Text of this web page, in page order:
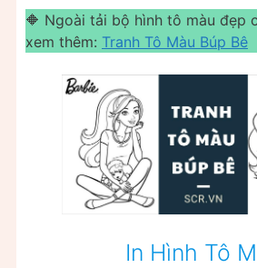
🔶 Ngoài tải bộ hình tô màu đẹp
xem thêm: Tranh Tô Màu Búp Bê
In Hình Tô